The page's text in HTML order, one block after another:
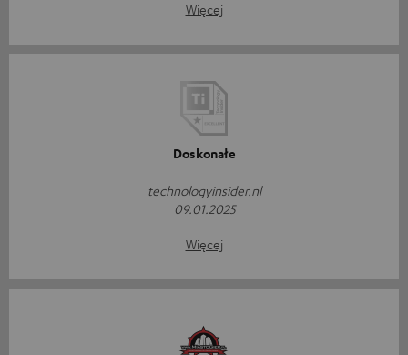
Więcej
Doskonałe
technologyinsider.nl
09.01.2025
Więcej